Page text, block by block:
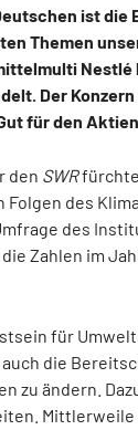
ist die
Themen
Nestlé
Der
für den
den SWR
Folgen des
des
Zahlen im
für
die
zu ändern.
Mittlerweile